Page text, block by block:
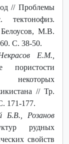
// Проблемы
М.В.
С. 38-50.
Е.М.,
пористости
// Тр.
171-177.
Б.В., Розанов
рудных
свойств